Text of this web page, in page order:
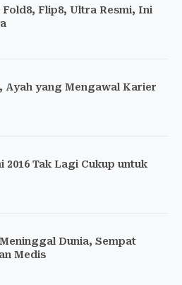
Fold8, Flip8, Ultra Resmi, Ini
Ayah yang Mengawal Karier
2016 Tak Lagi Cukup untuk
Dunia, Sempat
Medis